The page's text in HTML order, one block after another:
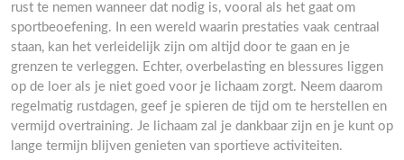
rust te nemen wanneer dat nodig is, vooral als het gaat om
sportbeoefening. In een wereld waarin prestaties vaak centraal
staan, kan het verleidelijk zijn om altijd door te gaan en je
grenzen te verleggen. Echter, overbelasting en blessures liggen
op de loer als je niet goed voor je lichaam zorgt. Neem daarom
regelmatig rustdagen, geef je spieren de tijd om te herstellen en
vermijd overtraining. Je lichaam zal je dankbaar zijn en je kunt op
lange termijn blijven genieten van sportieve activiteiten.